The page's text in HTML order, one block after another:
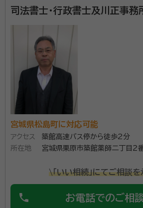
司法書士・行政書士及川正事務
宮城県松島町に対応可能
アクセス
築館高速バス停から徒歩2分
所在地
宮城県栗原市築館薬師二丁目２
\「いい相続」にてご相談
phone お電話でのご相